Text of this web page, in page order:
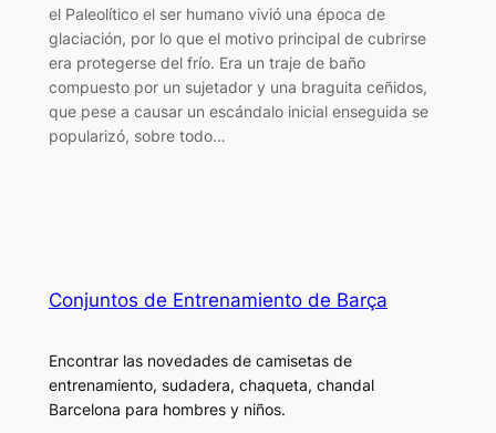
el Paleolítico el ser humano vivió una época de
glaciación, por lo que el motivo principal de cubrirse
era protegerse del frío. Era un traje de baño
compuesto por un sujetador y una braguita ceñidos,
que pese a causar un escándalo inicial enseguida se
popularizó, sobre todo…
Conjuntos de Entrenamiento de Barça
Encontrar las novedades de camisetas de
entrenamiento, sudadera, chaqueta, chandal
Barcelona para hombres y niños.